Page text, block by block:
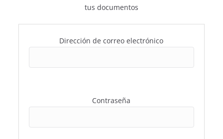
tus documentos
Dirección de correo electrónico
Contraseña